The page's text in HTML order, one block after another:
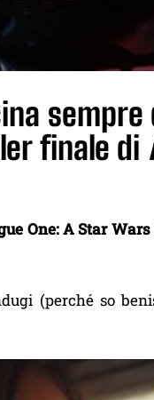
finale di
One: A Star
(perché so